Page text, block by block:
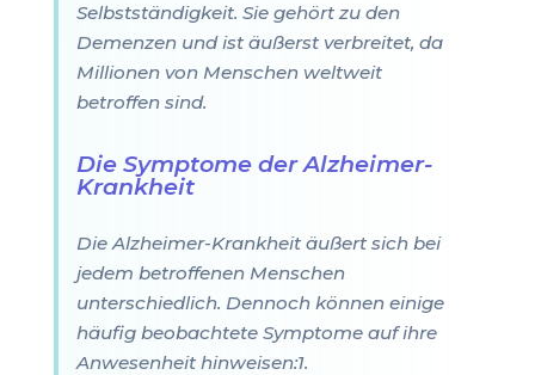
Selbstständigkeit. Sie gehört zu den
Demenzen und ist äußerst verbreitet, da
Millionen von Menschen weltweit
betroffen sind.
Die Symptome der Alzheimer-
Krankheit
Die Alzheimer-Krankheit äußert sich bei
jedem betroffenen Menschen
unterschiedlich. Dennoch können einige
häufig beobachtete Symptome auf ihre
Anwesenheit hinweisen:1.